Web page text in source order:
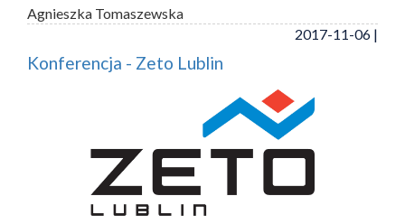
Agnieszka Tomaszewska
2017-11-06 |
Konferencja - Zeto Lublin